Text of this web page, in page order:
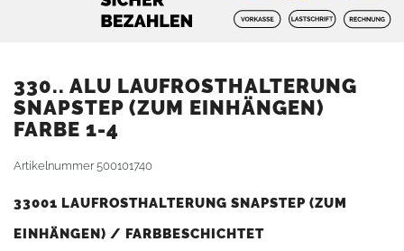
330.. ALU LAUFROSTHALTERUNG
SNAPSTEP (ZUM EINHÄNGEN)
FARBE 1-4
Artikelnummer500101740
33001 LAUFROSTHALTERUNG SNAPSTEP (ZUM
EINHÄNGEN) / FARBBESCHICHTET